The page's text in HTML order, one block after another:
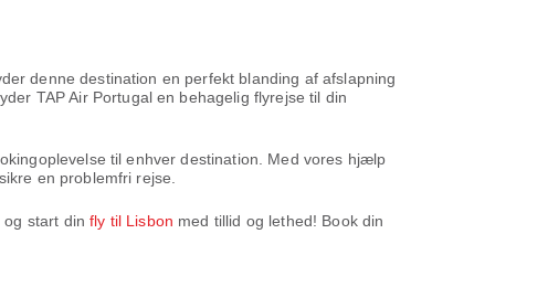
denne destination en perfekt blanding af afslapning
TAP Air Portugal en behagelig flyrejse til din
til enhver destination. Med vores hjælp
en problemfri rejse.
og start dinfly til Lisbon med tillid og lethed! Book din